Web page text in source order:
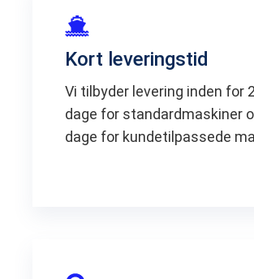
Kort leveringstid
Vi tilbyder levering inden for
dage for standardmaskiner
dage for kundetilpassede